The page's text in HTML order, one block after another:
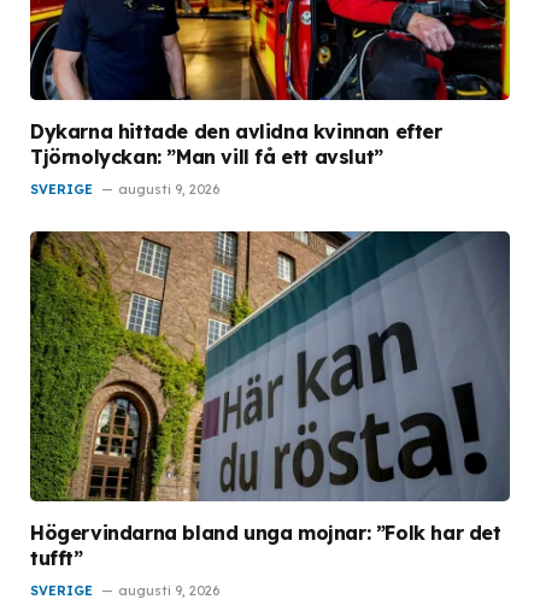
Dykarna hittade den avlidna kvinnan efter
Tjörnolyckan: ”Man vill få ett avslut”
SVERIGE augusti 9, 2026
Högervindarna bland unga mojnar: ”Folk har det
tufft”
SVERIGE augusti 9, 2026